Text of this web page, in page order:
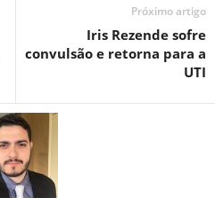
Próximo artigo
Iris Rezende sofre
convulsão e retorna para a
UTI